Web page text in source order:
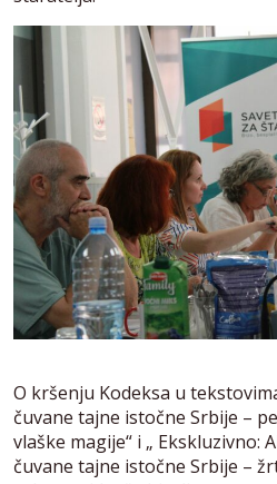
O kršenju Kodeksa u
čuvane tajne istočne Srbije –
vlaške magije“ i „ Ekskluzivno:
čuvane tajne istočne Srbije –